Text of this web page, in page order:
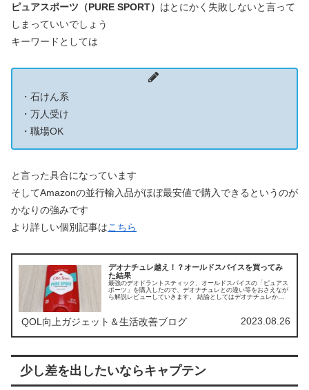
ピュアスポーツ（PURE SPORT） はとにかく失敗しないと言って
しまっていいでしょう
キーワードとしては
・石けん系
・万人受け
・職場OK
と言った具合になっています
そしてAmazonの並行輸入品がほぼ最安値で購入できるというのが
かなりの強みです
より詳しい個別記事はこちら
デオナチュレ越え！？オールドスパイスを買ってみ
た結果
最強のデオドラントスティック、オールドスパイスの「ピュアス
ポーツ」を購入したので、デオナチュレとの違い等をおさえなが
ら解説レビューしていきます。 結論としてはデオナチュレから
QOL向上ガジェット＆生活改善ブログ 2023.08.26
少し差を出したいならキャプテン